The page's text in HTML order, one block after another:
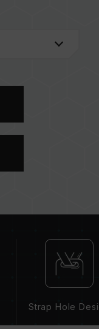
Strap Hole